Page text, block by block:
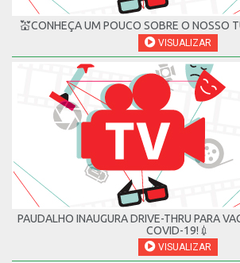
💒CONHEÇA UM POUCO SOBRE O NOSSO
VISUALIZAR
PAUDALHO INAUGURA DRIVE-THRU PARA
COVID-19!💉
VISUALIZAR